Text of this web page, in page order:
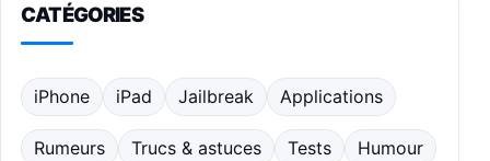
CATÉGORIES
iPhone iPad Jailbreak Applications
Rumeurs Trucs & astuces Tests Humour